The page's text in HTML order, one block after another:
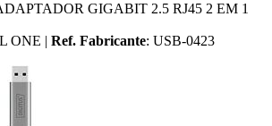
GIGABIT 2.5 RJ45 2 EM 1
ONE | Ref. Fabricante: USB-0423